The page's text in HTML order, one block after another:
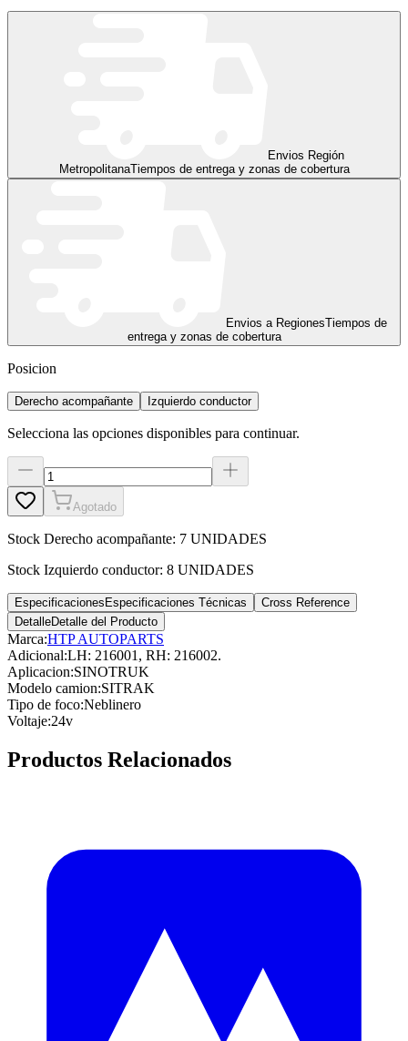
Envios Región
MetropolitanaTiempos de entrega y zonas de cobertura
Envios a RegionesTiempos de
entrega y zonas de cobertura
Posicion
Derecho acompañante Izquierdo conductor
Selecciona las opciones disponibles para continuar.
Agotado
Stock Derecho acompañante: 7 UNIDADES
Stock Izquierdo conductor: 8 UNIDADES
Especificaciones Especificaciones Técnicas
Cross Reference
DetalleDetalle del Producto
Marca:HTP AUTOPARTS
Adicional:LH: 216001, RH: 216002.
Aplicacion:SINOTRUK
Modelo camion:SITRAK
Tipo de foco:Neblinero
Voltaje:24v
Productos Relacionados